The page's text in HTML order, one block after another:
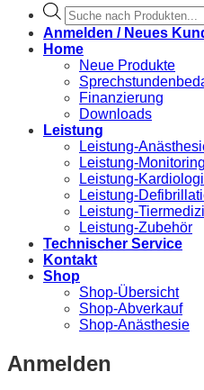
Products
search
Anmelden / Neues
Home
Neue Produkte
Finanzierung
Downloads
Leistung
Leistung-
Leistung-Monitoring
Leistung-
Leistung-
Leistung-
Leistung-Zubehör
Technischer Service
Kontakt
Shop
Shop-Übersicht
Shop-Abverkauf
Shop-Anästhesie
Anmelden